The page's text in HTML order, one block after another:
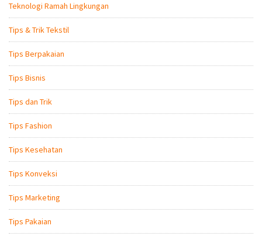
Teknologi Ramah Lingkungan
Tips & Trik Tekstil
Tips Berpakaian
Tips Bisnis
Tips dan Trik
Tips Fashion
Tips Kesehatan
Tips Konveksi
Tips Marketing
Tips Pakaian